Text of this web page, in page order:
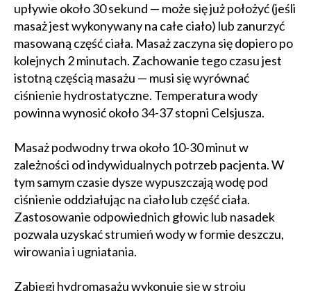
upływie około 30 sekund — może się już położyć (jeśli
masaż jest wykonywany na całe ciało) lub zanurzyć
masowaną część ciała. Masaż zaczyna się dopiero po
kolejnych 2 minutach. Zachowanie tego czasu jest
istotną częścią masażu — musi się wyrównać
ciśnienie hydrostatyczne. Temperatura wody
powinna wynosić około 34-37 stopni Celsjusza.
Masaż podwodny trwa około 10-30 minut w
zależności od indywidualnych potrzeb pacjenta. W
tym samym czasie dysze wypuszczają wodę pod
ciśnienie oddziałując na ciało lub część ciała.
Zastosowanie odpowiednich głowic lub nasadek
pozwala uzyskać strumień wody w formie deszczu,
wirowania i ugniatania.
Zabiegi hydromasażu wykonuje się w stroju